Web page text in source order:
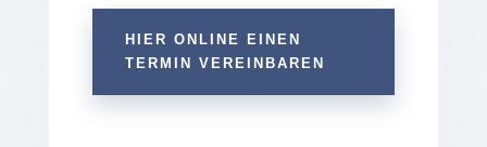
HIER ONLINE EINEN
TERMIN VEREINBAREN